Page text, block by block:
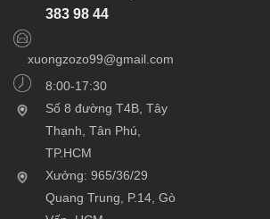
383 98 44
xuongzozo99@gmail.com
8:00-17:30
Số 8 đường T4B, Tây
Thạnh, Tân Phú,
TP.HCM
Xưởng: 965/36/29
Quang Trung, P.14, Gò